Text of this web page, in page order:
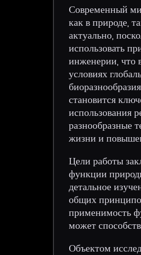
Современный
как в природе,
актуально,
использовать
инженерии, что
условиях
становится
использования
разнообразные
жизни и
Цели работы
функции
детальное
общих
применимость
может
Объектом